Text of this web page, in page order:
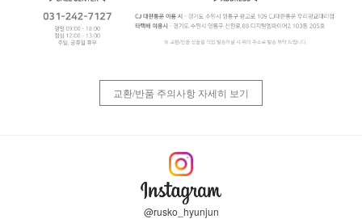
교환/반품 주의사항 자세히 보기
@rusko_hyunjun